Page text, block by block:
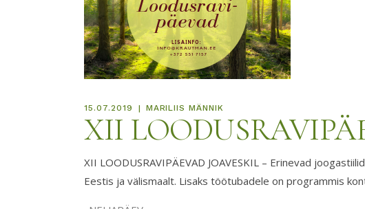
KKK
15.07.2019 MARILIIS MÄNNIK
XII
XII LOODUSRAVIPÄEVAD JOAVESKIL – Erinevad
Eestis ja välismaalt. Lisaks töötubadele on programmis